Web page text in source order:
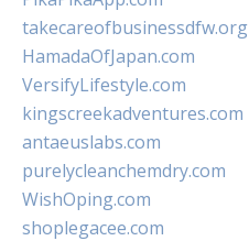
takecareofbusinessdfw.org
HamadaOfJapan.com
VersifyLifestyle.com
kingscreekadventures.com
antaeuslabs.com
purelycleanchemdry.com
WishOping.com
shoplegacee.com